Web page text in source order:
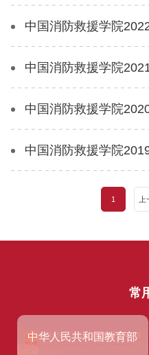
中国消防救援学院2022年招
中国消防救援学院2021年招
中国消防救援学院2020年招
中国消防救援学院2019年招收普
1 上
常
中华人民共和国教育部